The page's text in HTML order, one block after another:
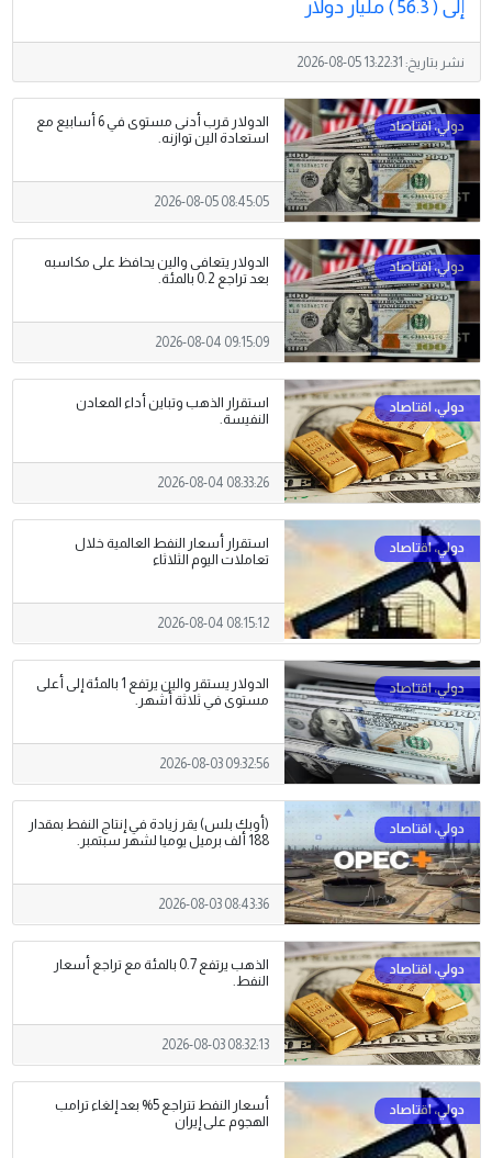
إلى ( 56.3 ) مليار دولار
نشر بتاريخ: 2026-08-05 13:22:31
الدولار قرب أدنى مستوى في 6 أسابيع مع
استعادة الين توازنه.
2026-08-05 08:45:05
الدولار يتعافى والين يحافظ على مكاسبه
بعد تراجع 0.2 بالمئة.
2026-08-04 09:15:09
استقرار الذهب وتباين أداء المعادن
النفيسة.
2026-08-04 08:33:26
استقرار أسعار النفط العالمية خلال
تعاملات اليوم الثلاثاء
2026-08-04 08:15:12
الدولار يستقر والين يرتفع 1 بالمئة إلى أعلى
مستوى في ثلاثة أشهر.
2026-08-03 09:32:56
(أوبك بلس) يقر زيادة في إنتاج النفط بمقدار
188 ألف برميل يوميا لشهر سبتمبر.
2026-08-03 08:43:36
الذهب يرتفع 0.7 بالمئة مع تراجع أسعار
النفط.
2026-08-03 08:32:13
أسعار النفط تتراجع 5% بعد إلغاء ترامب
الهجوم على إيران